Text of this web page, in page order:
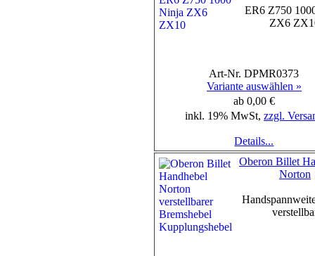
ER6 Z750
ZX6
Art-Nr. DPMR0373
Variante auswählen »
ab 0,00 €
inkl. 19% MwSt, zzgl.
Details...
Oberon Billet
Norton